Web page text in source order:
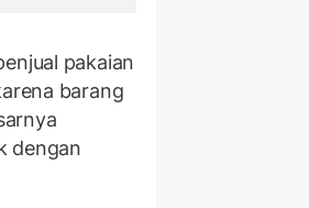
pakaian
barang
dengan